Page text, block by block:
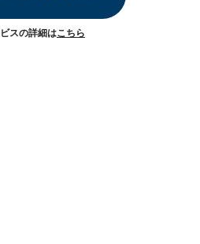
スの詳細はこちら